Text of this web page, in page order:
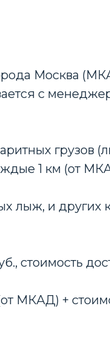
Москва
с
грузов
1 км (от
лыж, и других
стоимость
МКАД) +